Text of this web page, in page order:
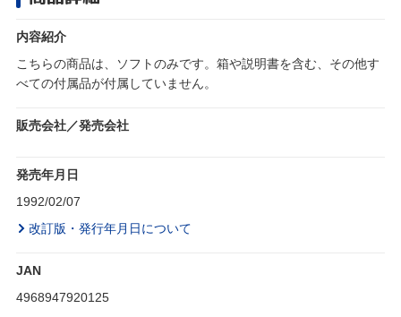
内容紹介
こちらの商品は、ソフトのみです。箱や説明書を含む、その他す
べての付属品が付属していません。
販売会社／発売会社
発売年月日
1992/02/07
改訂版・発行年月日について
JAN
4968947920125